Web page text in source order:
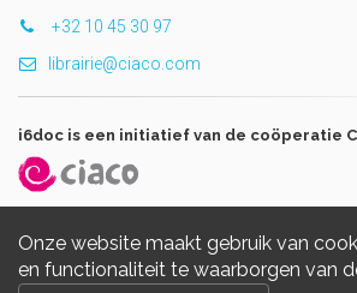
Onze website maakt gebruik van
en functionaliteit te waarborgen van
+32 10 45 30 97
librairie@ciaco.com
i6doc is een initiatief van de coöperatie